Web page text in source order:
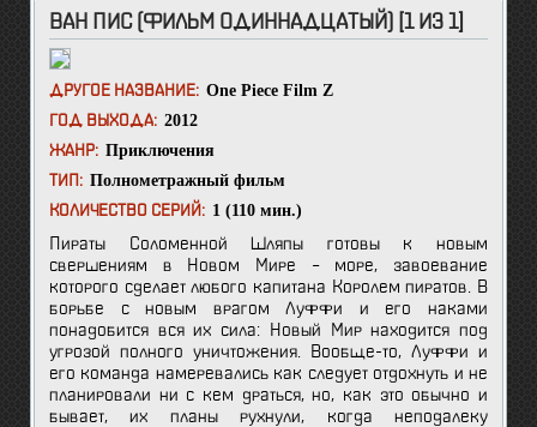
ВАН ПИС (ФИЛЬМ ОДИННАДЦАТЫЙ) [1 ИЗ 1]
ДРУГОЕ НАЗВАНИЕ: One Piece Film Z
ГОД ВЫХОДА: 2012
ЖАНР: Приключения
ТИП: Полнометражный фильм
КОЛИЧЕСТВО СЕРИЙ: 1 (110 мин.)
Пираты Соломенной Шляпы готовы к новым
свершениям в Новом Мире – море, завоевание
которого сделает любого капитана Королем пиратов. В
борьбе с новым врагом Луффи и его наками
понадобится вся их сила: Новый Мир находится под
угрозой полного уничтожения. Вообще-то, Луффи и
его команда намеревались как следует отдохнуть и не
планировали ни с кем драться, но, как это обычно и
бывает, их планы рухнули, когда неподалеку